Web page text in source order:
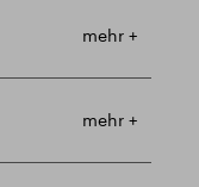
mehr +
mehr +